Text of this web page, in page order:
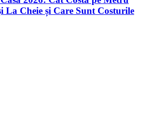
La Cheie și Care Sunt Costurile